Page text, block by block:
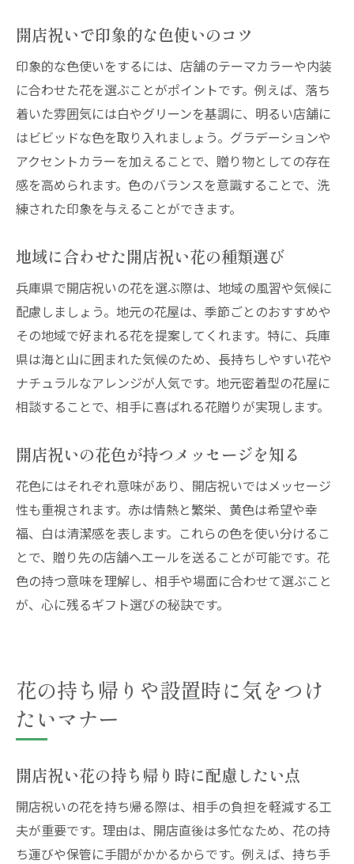
開店祝いで印象的な色使いのコツ
印象的な色使いをするには、店舗のテーマカラーや内装
に合わせた花を選ぶことがポイントです。例えば、落ち
着いた雰囲気には白やグリーンを基調に、明るい店舗に
はビビッドな色を取り入れましょう。グラデーションや
アクセントカラーを加えることで、贈り物としての存在
感を高められます。色のバランスを意識することで、洗
練された印象を与えることができます。
地域に合わせた開店祝い花の種類選び
兵庫県で開店祝いの花を選ぶ際は、地域の風習や気候に
配慮しましょう。地元の花屋は、季節ごとのおすすめや
その地域で好まれる花を提案してくれます。特に、兵庫
県は海と山に囲まれた気候のため、長持ちしやすい花や
ナチュラルなアレンジが人気です。地元密着型の花屋に
相談することで、相手に喜ばれる花贈りが実現します。
開店祝いの花色が持つメッセージを知る
花色にはそれぞれ意味があり、開店祝いではメッセージ
性も重視されます。赤は情熱と繁栄、黄色は希望や幸
福、白は清潔感を表します。これらの色を使い分けるこ
とで、贈り先の店舗へエールを送ることが可能です。花
色の持つ意味を理解し、相手や場面に合わせて選ぶこと
が、心に残るギフト選びの秘訣です。
花の持ち帰りや設置時に気をつけ
たいマナー
開店祝い花の持ち帰り時に配慮したい点
開店祝いの花を持ち帰る際は、相手の負担を軽減する工
夫が重要です。理由は、開店直後は多忙なため、花の持
ち運びや保管に手間がかかるからです。例えば、持ち手